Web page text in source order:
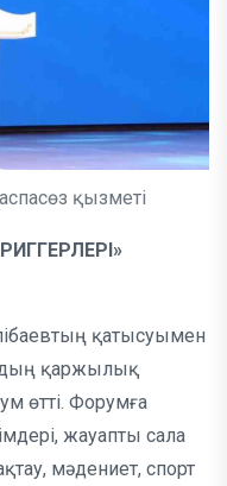
қызметі
қатысуымен
қаржылық
өтті. Форумға
жауапты сала
мәдениет, спорт